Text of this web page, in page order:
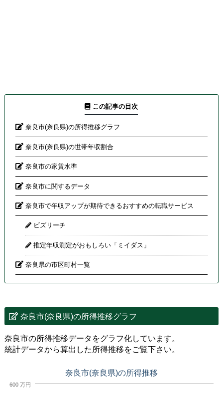
この記事の目次
奈良市(奈良県)の所得推移グラフ
奈良市(奈良県)の世帯年収割合
奈良市の家賃水準
奈良市に関するデータ
奈良市で年収アップが期待できるおすすめの転職サービス
ビズリーチ
推定年収測定がおもしろい「ミイダス」
奈良県の市区町村一覧
奈良市(奈良県)の所得推移グラフ
奈良市の所得推移データをグラフ化しています。
統計データから算出した所得推移をご覧下さい。
奈良市(奈良県)の所得推移
600 万円